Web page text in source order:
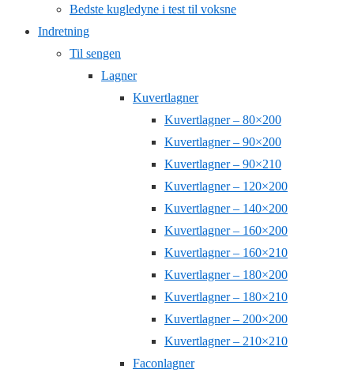
Bedste kugledyne i test til voksne
Indretning
Til sengen
Lagner
Kuvertlagner
Kuvertlagner – 80×200
Kuvertlagner – 90×200
Kuvertlagner – 90×210
Kuvertlagner – 120×200
Kuvertlagner – 140×200
Kuvertlagner – 160×200
Kuvertlagner – 160×210
Kuvertlagner – 180×200
Kuvertlagner – 180×210
Kuvertlagner – 200×200
Kuvertlagner – 210×210
Faconlagner